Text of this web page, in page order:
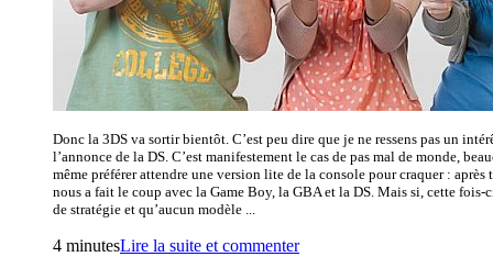
Donc la 3DS va sortir bientôt. C’est peu dire que je ne ressens pas un
l’annonce de la DS. C’est manifestement le cas de pas mal de monde,
même préférer attendre une version lite de la console pour craquer :
nous a fait le coup avec la Game Boy, la GBA et la DS. Mais si, cette
de stratégie et qu’aucun modèle ...
4 minutesLire la suite et commenter